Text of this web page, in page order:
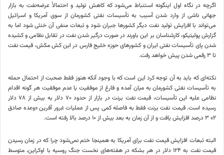
اگرچه در نگاه اول اینگونه استنباط می‌شود که کاهش تولید و احتمالاً عرضه‌نفت به بازار
جهانی ناشی از وارد شدن آسیب به تأسیسات نفتی کشورمان از سوی آمریکا و اسرائیل
می‌تواند با افزایش تولید نفت دیگر کشورها جبران شود و تبعات منفی آن خنثی شود اما به
گزارش پولیتیکو، کارشناسان بر این باورند در صورت درگیر شدن نفت در تقابل نظامی و کشیده
شدن پای تأسیسات نفتی ایران و کشورهای حوزه خلیج فارس در این کش مکش، قیمت نفت
تا ۳ رقمی شدن پیش خواهد رفت.
نکته‌ای که باید به آن توجه کرد این است که با وجود آنکه هنوز فقط صحبت از احتمال حمله
به تأسیسات نفتی کشورمان به میان آمده و فارغ از موفقیت یا عدم موفقیت هر گونه اقدام
نظامی علیه این تأسیسات، قیمت نفت برنت در بازار از حدود ۷۰ دلار به بیش از ۷۸ دلار
رسیده است. قیمت نفت برنت فقط به فاصله کمی پس از عملیات غرور آفرین «وعده صادق
۲» ۳ درصد افزایش یافت و از آن زمان به بعد بیش از ۱۰ درصد بالا رفته است.
البته تبعات افزایش قیمت نفت برای آمریکا به همینجا ختم نمی‌شود چرا که در زمان رسیدن
قیمت نفت به ۱۲۴ دلار در هر بشکه در هفته‌های نخست جنگ روسیه با اوکراین، متوسط